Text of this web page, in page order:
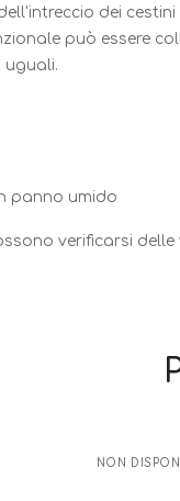
dei
può essere
uguali.
panno umido
verificarsi delle
NON